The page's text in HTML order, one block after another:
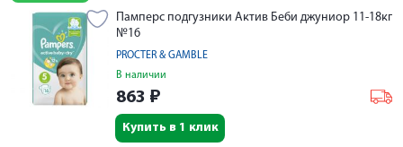
Памперс подгузники Актив Беби джуниор 11-18кг
№16
PROCTER & GAMBLE
В наличии
863 ₽
Купить в 1 клик